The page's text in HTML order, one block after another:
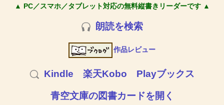
▲ PC／スマホ／タブレット対応の無料縦書きリーダーです ▲
朗読を検索
作品レビュー
Kindle 楽天Kobo Playブックス
青空文庫の図書カードを開く